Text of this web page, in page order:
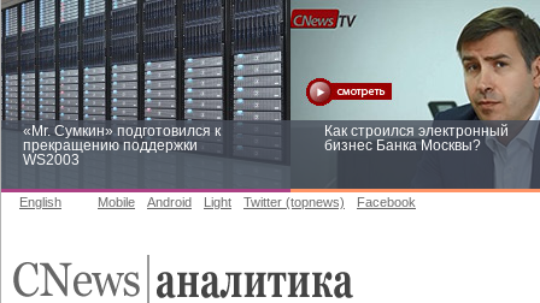
«Mr. Сумкин» подготовился к
прекращению поддержки
WS2003
Как строился электронный
бизнес Банка Москвы?
English Mobile Android Light Twitter (topnews) Facebook